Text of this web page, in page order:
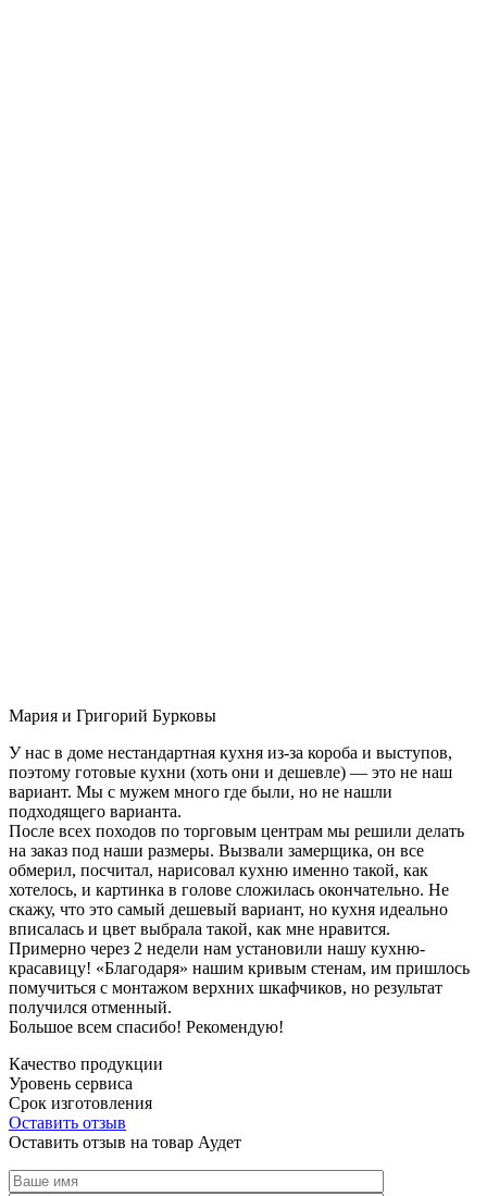
Мария и Григорий Бурковы
У нас в доме нестандартная кухня из-за короба и выступов,
поэтому готовые кухни (хоть они и дешевле) — это не наш
вариант. Мы с мужем много где были, но не нашли
подходящего варианта.
После всех походов по торговым центрам мы решили делать
на заказ под наши размеры. Вызвали замерщика, он все
обмерил, посчитал, нарисовал кухню именно такой, как
хотелось, и картинка в голове сложилась окончательно. Не
скажу, что это самый дешевый вариант, но кухня идеально
вписалась и цвет выбрала такой, как мне нравится.
Примерно через 2 недели нам установили нашу кухню-
красавицу! «Благодаря» нашим кривым стенам, им пришлось
помучиться с монтажом верхних шкафчиков, но результат
получился отменный.
Большое всем спасибо! Рекомендую!
Качество продукции
Уровень сервиса
Срок изготовления
Оставить отзыв
Оставить отзыв на товар Аудет